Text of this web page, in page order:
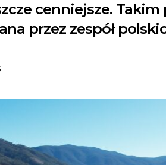
cenniejsze.
przez zespół